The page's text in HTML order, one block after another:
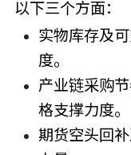
以下三个方面：
实物库存及
度。
产业链采购
格支撑力度。
期货空头回